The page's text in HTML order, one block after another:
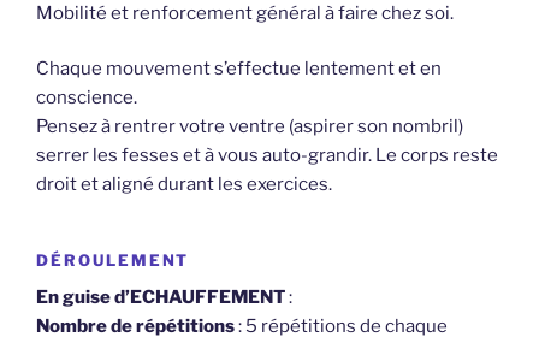
Mobilité et renforcement général à faire chez soi.
Chaque mouvement s’effectue lentement et en
conscience.
Pensez à rentrer votre ventre (aspirer son nombril)
serrer les fesses et à vous auto-grandir. Le corps reste
droit et aligné durant les exercices.
DÉROULEMENT
En guise d’ECHAUFFEMENT:
Nombre de répétitions: 5 répétitions de chaque